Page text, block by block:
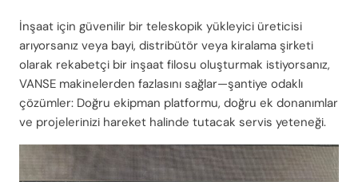
İnşaat için güvenilir bir teleskopik yükleyici üreticisi
arıyorsanız veya bayi, distribütör veya kiralama şirketi
olarak rekabetçi bir inşaat filosu oluşturmak istiyorsanız,
VANSE makinelerden fazlasını sağlar—şantiye odaklı
çözümler: Doğru ekipman platformu, doğru ek donanımlar
ve projelerinizi hareket halinde tutacak servis yeteneği.